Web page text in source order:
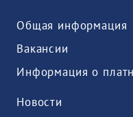
Общая информация
Вакансии
Новости